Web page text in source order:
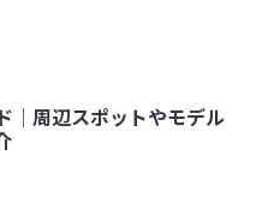
｜周辺スポットやモデル